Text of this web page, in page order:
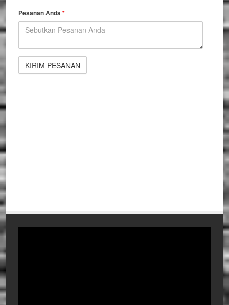
Pesanan Anda*